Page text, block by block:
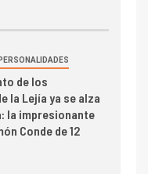
PERSONALIDADES
de los
la Lejía ya se alza
la impresionante
Conde de 12